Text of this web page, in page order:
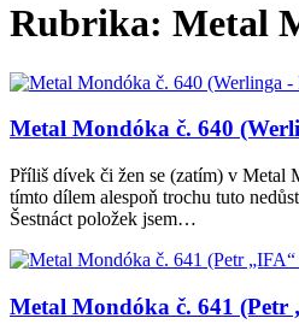
Rubrika: Metal
Metal Mondóka č. 640
Příliš dívek či žen se (zatím) v Metal
tímto dílem alespoň trochu tuto
Šestnáct položek jsem…
Metal Mondóka č. 641 (Petr